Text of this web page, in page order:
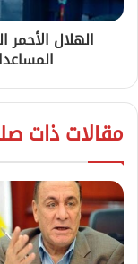
مقالات ذات